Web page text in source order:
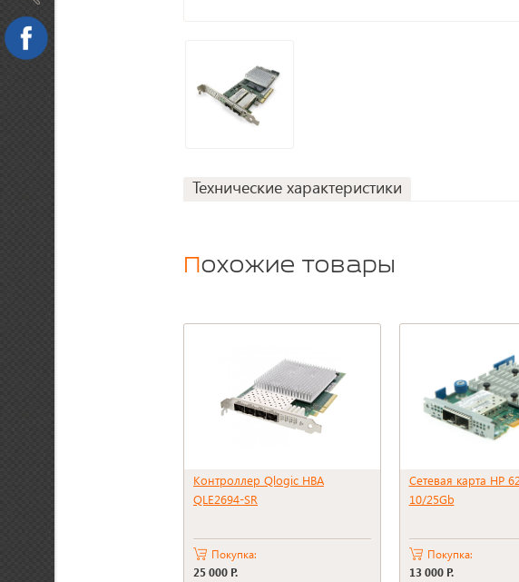
Технические характеристики
Похожие товары
Кoнтроллеp Qlоgic НВА
QLЕ2694-SR
Покупка:
25 000 Р.
Сетевая карта HP
10/25Gb
Покупка:
13 000 Р.